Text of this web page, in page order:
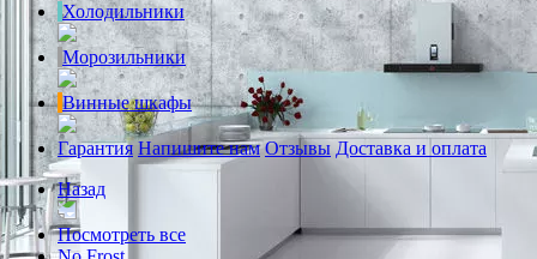
Холодильники
Морозильники
Винные шкафы
Гарантия Напишите нам Отзывы Доставка и оплата
Назад
Посмотреть все